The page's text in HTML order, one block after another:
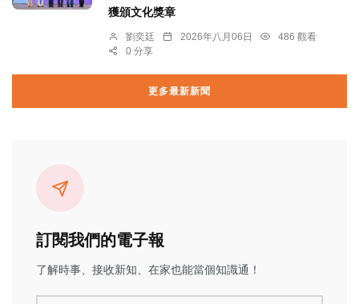
獲頒文化獎章
劉奕廷 2026年八月06日
486 觀看
0 分享
更多最新新聞
訂閱我們的電子報
了解時事、接收新知、在家也能當個知識通！